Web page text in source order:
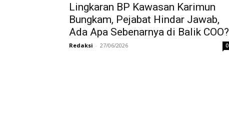
Lingkaran BP Kawasan Karimun
Bungkam, Pejabat Hindar Jawab,
Ada Apa Sebenarnya di Balik COO?
Redaksi - 27/06/2026 0